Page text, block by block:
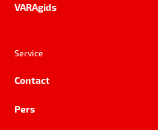
VARAgids
Service
Contact
Pers